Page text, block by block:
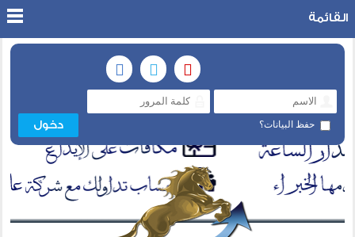
حفظ البيانات؟
القائمة